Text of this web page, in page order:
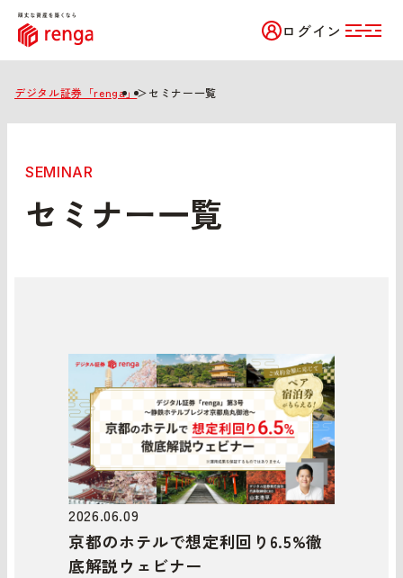
ログイン
デジタル証券「renga」＞セミナー一覧
SEMINAR
セミナー一覧
2026.06.09
京都のホテルで想定利回り6.5%徹
底解説ウェビナー